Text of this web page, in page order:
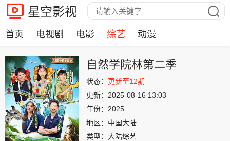
星空影视
首页 电视剧 电影 综艺 动漫
自然学院林第二季
状态： 更新至12期
更新： 2025-08-16 13:03
年份： 2025
地区： 中国大陆
类型： 大陆综艺